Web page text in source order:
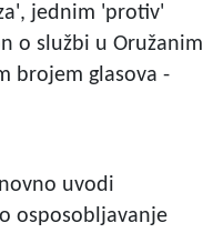
jednim 'protiv'
o službi u Oružanim
brojem glasova -
uvodi
osposobljavanje